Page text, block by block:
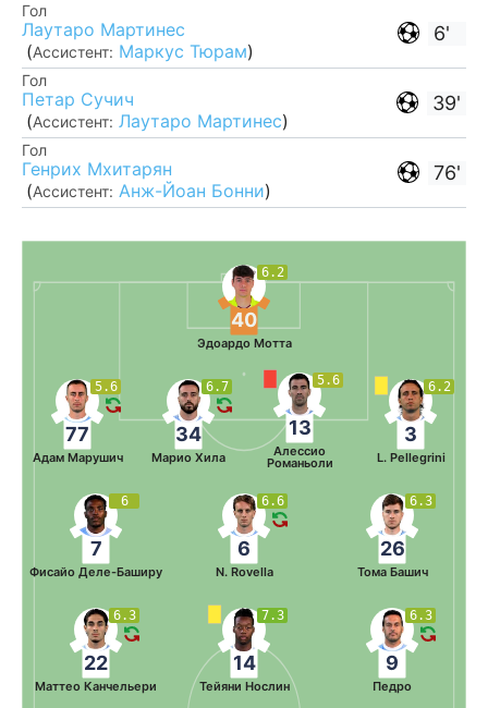
6'
Гол
Лаутаро Мартинес
(Ассистент: Маркус Тюрам)
39'
Гол
Петар Сучич
(Ассистент: Лаутаро Мартинес)
76'
Гол
Генрих Мхитарян
(Ассистент: Анж-Йоан Бонни)
6.2
40
Эдоардо Мотта
6.2
3
L. Pellegrini
5.6
13
Алессио
Романьоли
6.7
34
Марио Хила
5.6
77
Адам Марушич
6.3
26
Тома Башич
6.6
6
N. Rovella
6
7
Фисайо Деле-Баширу
6.3
9
Педро
7.3
14
Тейяни Нослин
6.3
22
Маттео Канчельери